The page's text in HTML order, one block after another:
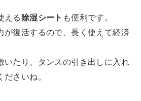
える 除湿シート も便利です。
が復活するので、長く使えて経済
いたり、タンスの引き出しに入れ
さいね。